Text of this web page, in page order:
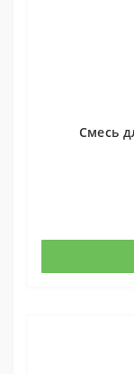
Смесь